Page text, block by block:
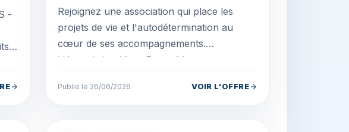
Rejoignez une association qui place les
projets de vie et l'autodétermination au
cœur de ses accompagnements.
L'Association Vivre Ensemble accompagne
Publie le 26/06/2026 VOIR L'OFFRE